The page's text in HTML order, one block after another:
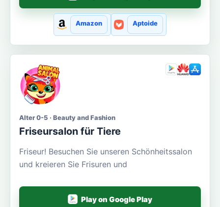
Amazon Aptoide
Alter 0-5 · Beauty and Fashion
Friseursalon für Tiere
Friseur! Besuchen Sie unseren Schönheitssalon
und kreieren Sie Frisuren und
Play on Google Play